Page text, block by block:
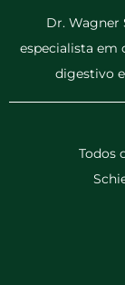
Dr. Wagner
especialista em
digestivo
Todos